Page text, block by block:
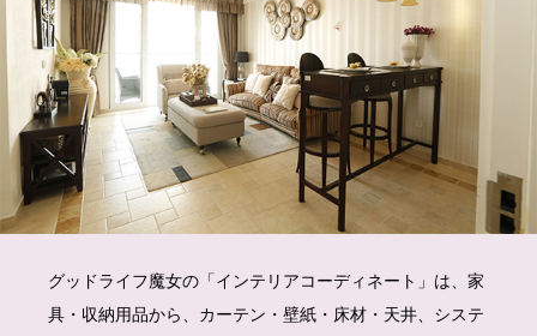
グッドライフ魔女の「インテリアコーディネート」は、家
具・収納用品から、カーテン・壁紙・床材・天井、システ